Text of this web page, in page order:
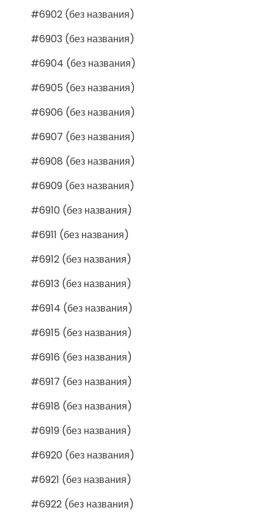
#6902 (без названия)
#6903 (без названия)
#6904 (без названия)
#6905 (без названия)
#6906 (без названия)
#6907 (без названия)
#6908 (без названия)
#6909 (без названия)
#6910 (без названия)
#6911 (без названия)
#6912 (без названия)
#6913 (без названия)
#6914 (без названия)
#6915 (без названия)
#6916 (без названия)
#6917 (без названия)
#6918 (без названия)
#6919 (без названия)
#6920 (без названия)
#6921 (без названия)
#6922 (без названия)